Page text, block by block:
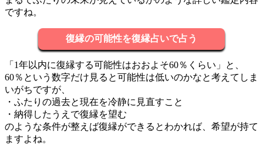
ですね。
復縁の可能性を復縁占いで占う
「1年以内に復縁する可能性はおおよそ60％くらい」と、
60％という数字だけ見ると可能性は低いのかなと考えてしま
いがちですが、
・ふたりの過去と現在を冷静に見直すこと
・納得したうえで復縁を望む
のような条件が整えば復縁ができるとわかれば、希望が持て
ますよね。